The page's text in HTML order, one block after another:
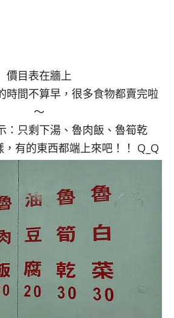
價目表在牆上
時間不算早，很多食物都賣完啦
～
：只剩下湯、魯肉飯、魯筍乾
有的東西都端上來吧！！ Q_Q